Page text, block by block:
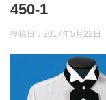
450-1
投稿日： 2017年5月22日